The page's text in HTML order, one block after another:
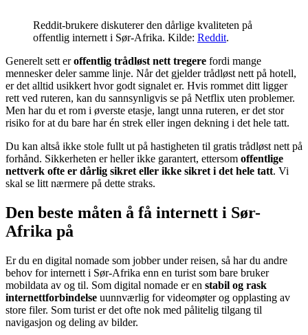
Reddit-brukere diskuterer den dårlige kvaliteten på
offentlig internett i Sør-Afrika. Kilde: Reddit.
Generelt sett eroffentlig trådløst nett tregere fordi mange
mennesker deler samme linje. Når det gjelder trådløst nett på hotell,
er det alltid usikkert hvor godt signalet er. Hvis rommet ditt ligger
rett ved ruteren, kan du sannsynligvis se på Netflix uten problemer.
Men har du et rom i øverste etasje, langt unna ruteren, er det stor
risiko for at du bare har én strek eller ingen dekning i det hele tatt.
Du kan altså ikke stole fullt ut på hastigheten til gratis trådløst nett på
forhånd. Sikkerheten er heller ikke garantert, ettersom offentlige
nettverk ofte er dårlig sikret eller ikke sikret i det hele tatt. Vi
skal se litt nærmere på dette straks.
Den beste måten å få internett i Sør-
Afrika på
Er du en digital nomade som jobber under reisen, så har du andre
behov for internett i Sør-Afrika enn en turist som bare bruker
mobildata av og til. Som digital nomade er en stabil og rask
internettforbindelse uunnværlig for videomøter og opplasting av
store filer. Som turist er det ofte nok med pålitelig tilgang til
navigasjon og deling av bilder.